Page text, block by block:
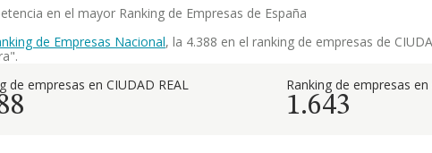
en el mayor Ranking de Empresas de España
de Empresas Nacional, la 4.388 en el ranking de empresas de
de empresas en CIUDAD REAL Ranking de empresas
1.643